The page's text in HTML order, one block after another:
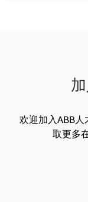
欢迎加入ABB
取更多